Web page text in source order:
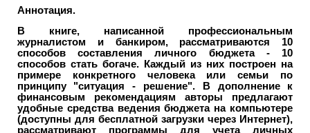
Аннотация.
В книге, написанной профессиональным
журналистом и банкиром, рассматриваются 10
способов составления личного бюджета - 10
способов стать богаче. Каждый из них построен на
примере конкретного человека или семьи по
принципу "ситуация - решение". В дополнение к
финансовым рекомендациям авторы предлагают
удобные средства ведения бюджета на компьютере
(доступны для бесплатной загрузки через Интернет),
рассматривают программы для учета личных